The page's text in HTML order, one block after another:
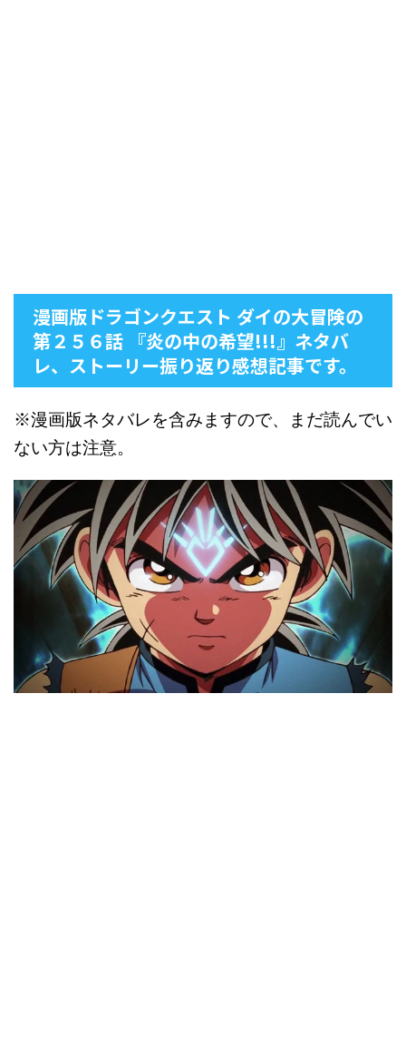
漫画版ドラゴンクエスト ダイの大冒険の
第２５６話 『炎の中の希望!!!』ネタバ
レ、ストーリー振り返り感想記事です。
※漫画版ネタバレを含みますので、まだ読んでい
ない方は注意。